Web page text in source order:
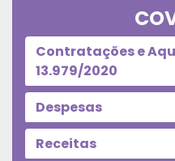
Contratações e
13.979/2020
Despesas
Receitas